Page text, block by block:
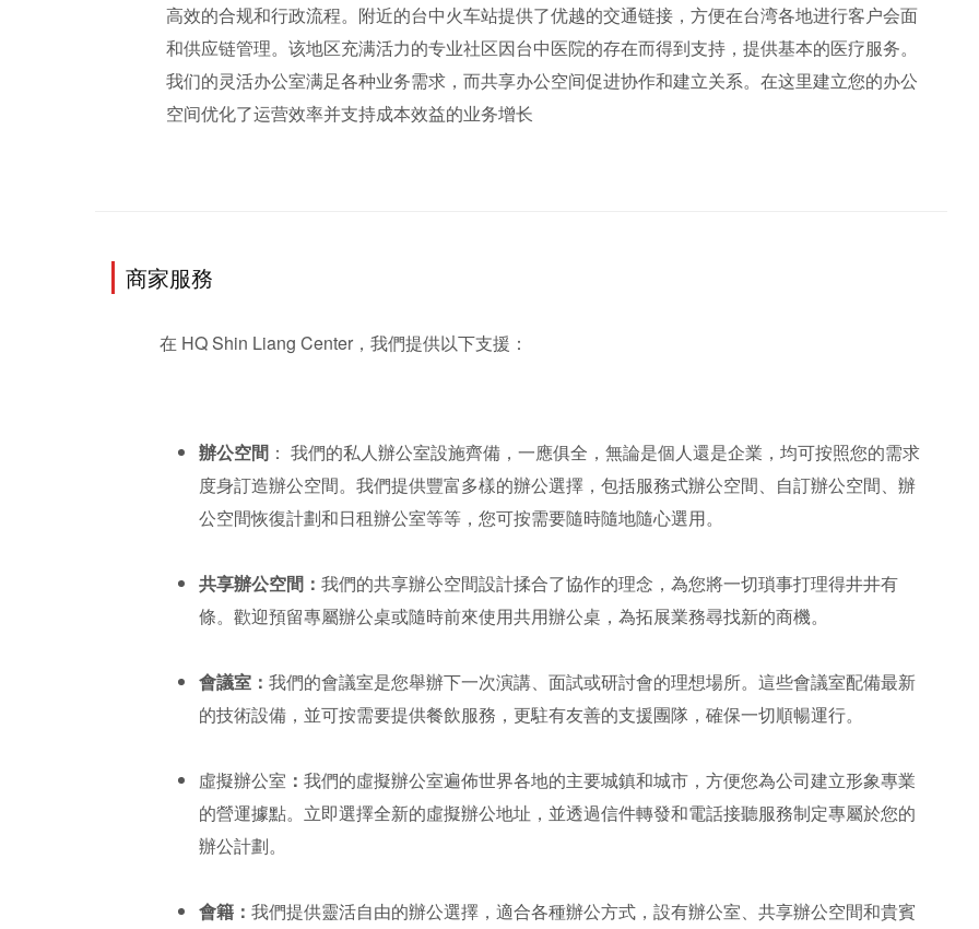
高效的合规和行政流程。附近的台中火车站提供了优越的交通链接，方便在台湾各地进行客户会面
和供应链管理。该地区充满活力的专业社区因台中医院的存在而得到支持，提供基本的医疗服务。
我们的灵活办公室满足各种业务需求，而共享办公空间促进协作和建立关系。在这里建立您的办公
空间优化了运营效率并支持成本效益的业务增长
商家服務
在 HQ Shin Liang Center，我們提供以下支援：
辦公空間： 我們的私人辦公室設施齊備，一應俱全，無論是個人還是企業，均可按照您的需求
度身訂造辦公空間。我們提供豐富多樣的辦公選擇，包括服務式辦公空間、自訂辦公空間、辦
公空間恢復計劃和日租辦公室等等，您可按需要隨時隨地隨心選用。
共享辦公空間： 我們的共享辦公空間設計揉合了協作的理念，為您將一切瑣事打理得井井有
條。歡迎預留專屬辦公桌或隨時前來使用共用辦公桌，為拓展業務尋找新的商機。
會議室： 我們的會議室是您舉辦下一次演講、面試或研討會的理想場所。這些會議室配備最新
的技術設備，並可按需要提供餐飲服務，更駐有友善的支援團隊，確保一切順暢運行。
虛擬辦公室 ： 我們的虛擬辦公室遍佈世界各地的主要城鎮和城市，方便您為公司建立形象專業
的營運據點。立即選擇全新的虛擬辦公地址，並透過信件轉發和電話接聽服務制定專屬於您的
辦公計劃。
會籍： 我們提供靈活自由的辦公選擇，適合各種辦公方式，設有辦公室、共享辦公空間和貴賓